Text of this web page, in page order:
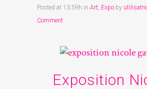
Posted at 13:59h in Art, Expo by
Comment
Exposition